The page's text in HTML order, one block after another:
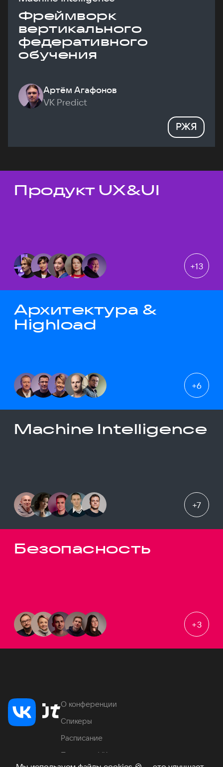
Фреймворк
вертикального
федеративного
обучения
Артём Агафонов
VK Predict
РЖЯ
Темы докладов
Продукт UX&UI
+13
Архитектура &
Highload
+6
Machine Intelligence
+7
Безопасность
+3
О конференции
Спикеры
Расписание
Продукты VK